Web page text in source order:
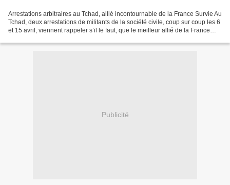
Arrestations arbitraires au Tchad, allié incontournable de la France Survie Au
Tchad, deux arrestations de militants de la société civile, coup sur coup les 6
et 15 avril, viennent rappeler s’il le faut, que le meilleur allié de la France
Publicité